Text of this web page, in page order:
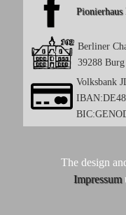
Pionierhaus
Berliner
39288 Burg
Volksbank
IBAN:DE48
The design
Impressum